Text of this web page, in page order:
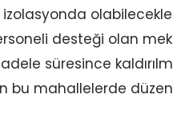
desteği olan
süresince
bu mahallelerde